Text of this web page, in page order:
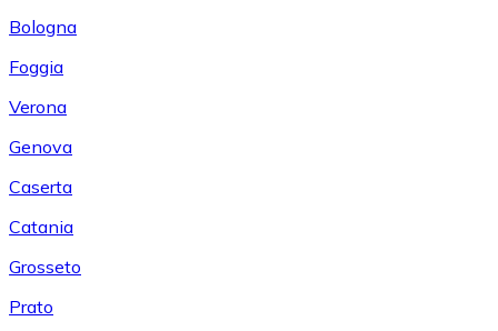
Bologna
Foggia
Verona
Genova
Caserta
Catania
Grosseto
Prato